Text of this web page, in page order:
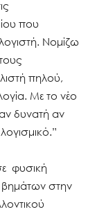
που
Νομίζω
πηλού,
Με το νέο
δυνατή αν
φυσική
βημάτων στην